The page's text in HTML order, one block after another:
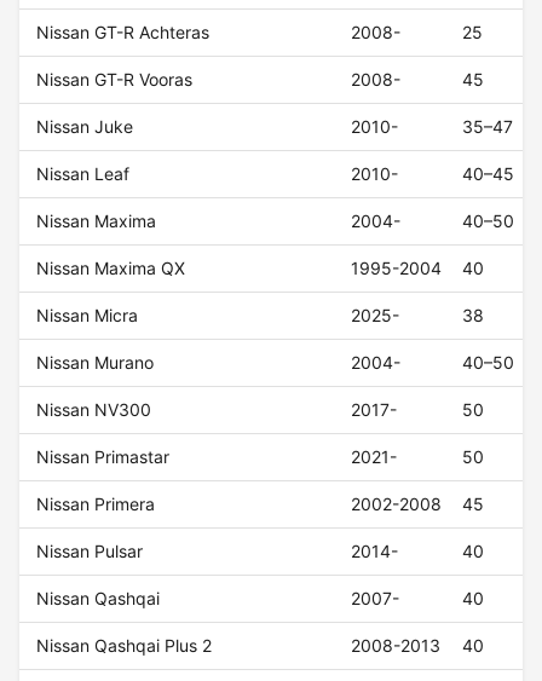
Nissan GT-R Achteras 2008- 25
Nissan GT-R Vooras 2008- 45
Nissan Juke 2010- 35–47
Nissan Leaf 2010- 40–45
Nissan Maxima 2004- 40–50
Nissan Maxima QX 1995-2004 40
Nissan Micra 2025- 38
Nissan Murano 2004- 40–50
Nissan NV300 2017- 50
Nissan Primastar 2021- 50
Nissan Primera 2002-2008 45
Nissan Pulsar 2014- 40
Nissan Qashqai 2007- 40
Nissan Qashqai Plus 2 2008-2013 40